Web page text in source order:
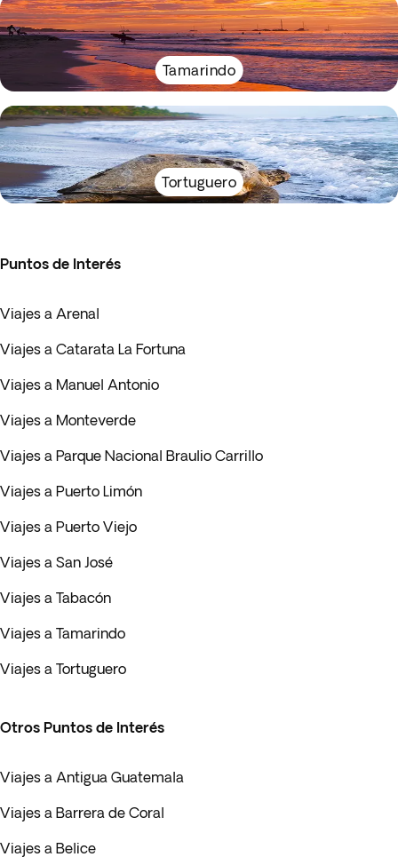
Tamarindo
Tortuguero
Puntos de Interés
Viajes a Arenal
Viajes a Catarata La Fortuna
Viajes a Manuel Antonio
Viajes a Monteverde
Viajes a Parque Nacional Braulio Carrillo
Viajes a Puerto Limón
Viajes a Puerto Viejo
Viajes a San José
Viajes a Tabacón
Viajes a Tamarindo
Viajes a Tortuguero
Otros Puntos de Interés
Viajes a Antigua Guatemala
Viajes a Barrera de Coral
Viajes a Belice